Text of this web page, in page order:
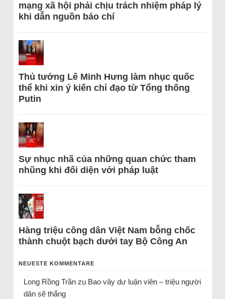
mạng xã hội phải chịu trách nhiệm pháp lý
khi dẫn nguồn báo chí
Thủ tướng Lê Minh Hưng làm nhục quốc
thể khi xin ý kiến chỉ đạo từ Tổng thống
Putin
Sự nhục nhã của những quan chức tham
nhũng khi đối diện với pháp luật
Hàng triệu công dân Việt Nam bỗng chốc
thành chuột bạch dưới tay Bộ Công An
NEUESTE KOMMENTARE
Long Rồng Trầnzu Bao vây dư luận viên – triệu người
dân sẽ thắng